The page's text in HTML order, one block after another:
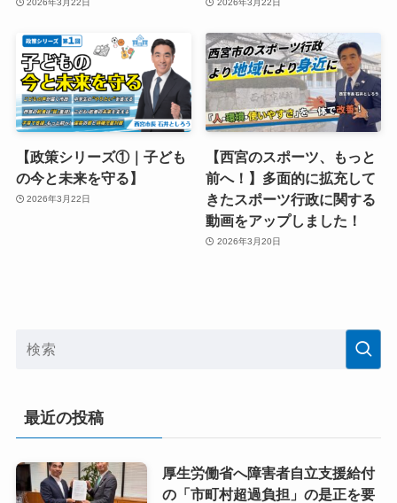
2026年3月22日 2026年3月22日
【政策シリーズ①｜子ども
の今と未来を守る】
2026年3月22日
【西宮のスポーツ、もっと
前へ！】多面的に拡充して
きたスポーツ行政に関する
動画をアップしました！
2026年3月20日
最近の投稿
厚生労働省へ障害者自立支援給付
の「市町村超過負担」の是正を要